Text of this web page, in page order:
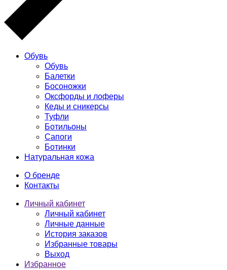
Обувь
Обувь
Балетки
Босоножки
Оксфорды и лоферы
Кеды и сникерсы
Туфли
Ботильоны
Сапоги
Ботинки
Натуральная кожа
О бренде
Контакты
Личный кабинет
Личный кабинет
Личные данные
История заказов
Избранные товары
Выход
Избранное